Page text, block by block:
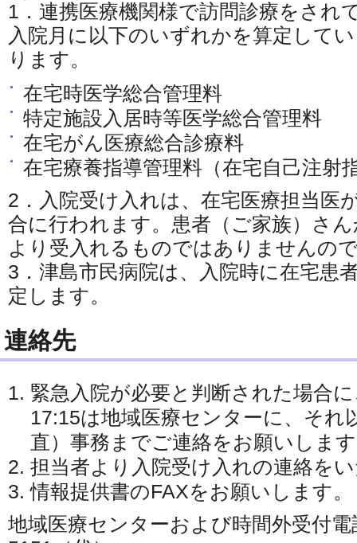
1．連携医療機関様で訪問診療をされ
入院月に以下のいずれかを算定して
ります。
在宅時医学総合管理料
特定施設入居時等医学総合管理料
在宅がん医療総合診療料
在宅療養指導管理料（在宅自己注射
2．入院受け入れは、在宅医療担当医
合に行われます。患者（ご家族）さ
より受入れるものではありませんの
3．津島市民病院は、入院時に在宅患
定します。
連絡先
緊急入院が必要と判断された場合
17:15は地域医療センターに、それ
直）事務までご連絡をお願いしま
担当者より入院受け入れの連絡を
情報提供書のFAXをお願いします。
地域医療センターおよび時間外受付電